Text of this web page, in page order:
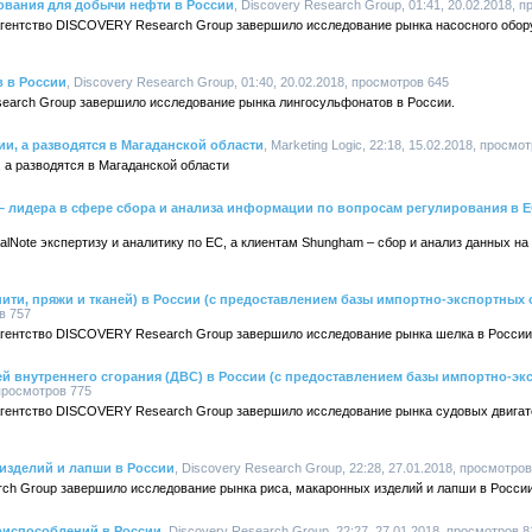
для добычи нефти в России , Discovery Research Group, 01:41, 20.02.2018,
DISCOVERY Research Group завершило исследование рынка насосного
в России , Discovery Research Group, 01:40, 20.02.2018, просмотров 645
Group завершило исследование рынка лингосульфонатов в России.
а разводятся в Магаданской области , Marketing Logic, 22:18, 15.02.2018,
разводятся в Магаданской области
лидера в сфере сбора и анализа информации по вопросам регулирования в
экспертизу и аналитику по EC, а клиентам Shungham – сбор и анализ данных на
пряжи и тканей) в России (с предоставлением базы импортно-экспортных
757
DISCOVERY Research Group завершило исследование рынка шелка в
внутреннего сгорания (ДВС) в России (с предоставлением базы импортно-
775
DISCOVERY Research Group завершило исследование рынка судовых
и лапши в России , Discovery Research Group, 22:28, 27.01.2018,
Group завершило исследование рынка риса, макаронных изделий и лапши в